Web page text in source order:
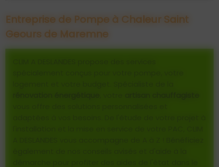
Entreprise de Pompe à Chaleur Saint
Geours de Maremne